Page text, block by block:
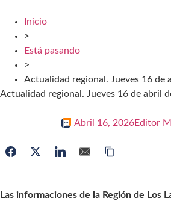
Inicio
>
Está pasando
>
Actualidad regional. Jueves 16 de
Actualidad regional. Jueves 16 de abril
Abril 16, 2026Editor
Las informaciones de la Región de Los